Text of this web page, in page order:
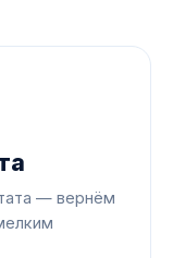
— вернём